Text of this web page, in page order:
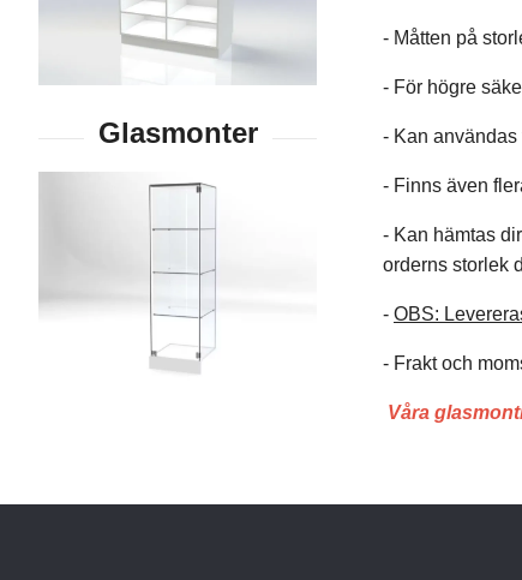
- Måtten på
- För högre
- Kan användas
- Finns även
- Kan hämtas
orderns storlek
- OBS:
- Frakt och
Våra